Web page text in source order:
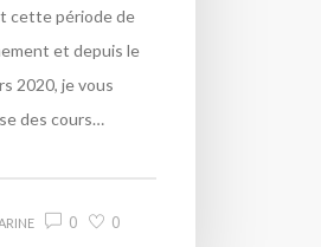
cette période de
et depuis le
2020, je vous
des cours…
0 0